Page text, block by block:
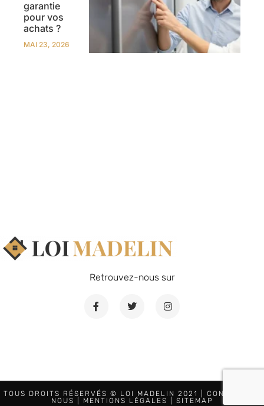
garantie
pour vos
achats ?
MAI 23, 2026
Retrouvez-nous sur
TOUS DROITS RÉSERVÉS © LOI MADELIN 2021 | CONTACTEZ-
NOUS
MENTIONS LÉGALES SITEMAP